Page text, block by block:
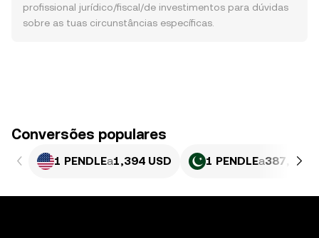
profissional jurídico/fiscal/de investimentos para dúvidas
sobre as tuas circunstâncias específicas.
Conversões populares
1 PENDLEa1,394 USD 1 PENDLEa387,18